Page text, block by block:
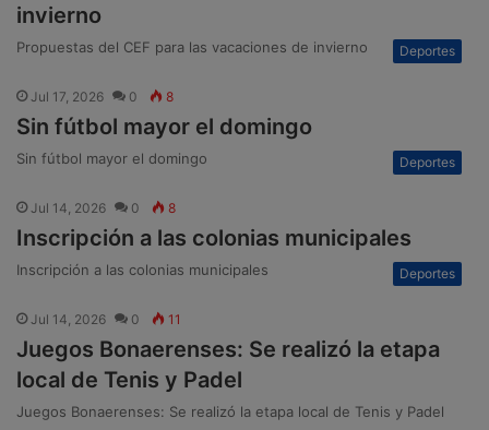
invierno
Propuestas del CEF para las vacaciones de invierno Deportes
Jul 17, 2026 0 8
Sin fútbol mayor el domingo
Sin fútbol mayor el domingo Deportes
Jul 14, 2026 0 8
Inscripción a las colonias municipales
Inscripción a las colonias municipales Deportes
Jul 14, 2026 0 11
Juegos Bonaerenses: Se realizó la etapa
local de Tenis y Padel
Juegos Bonaerenses: Se realizó la etapa local de Tenis y Padel